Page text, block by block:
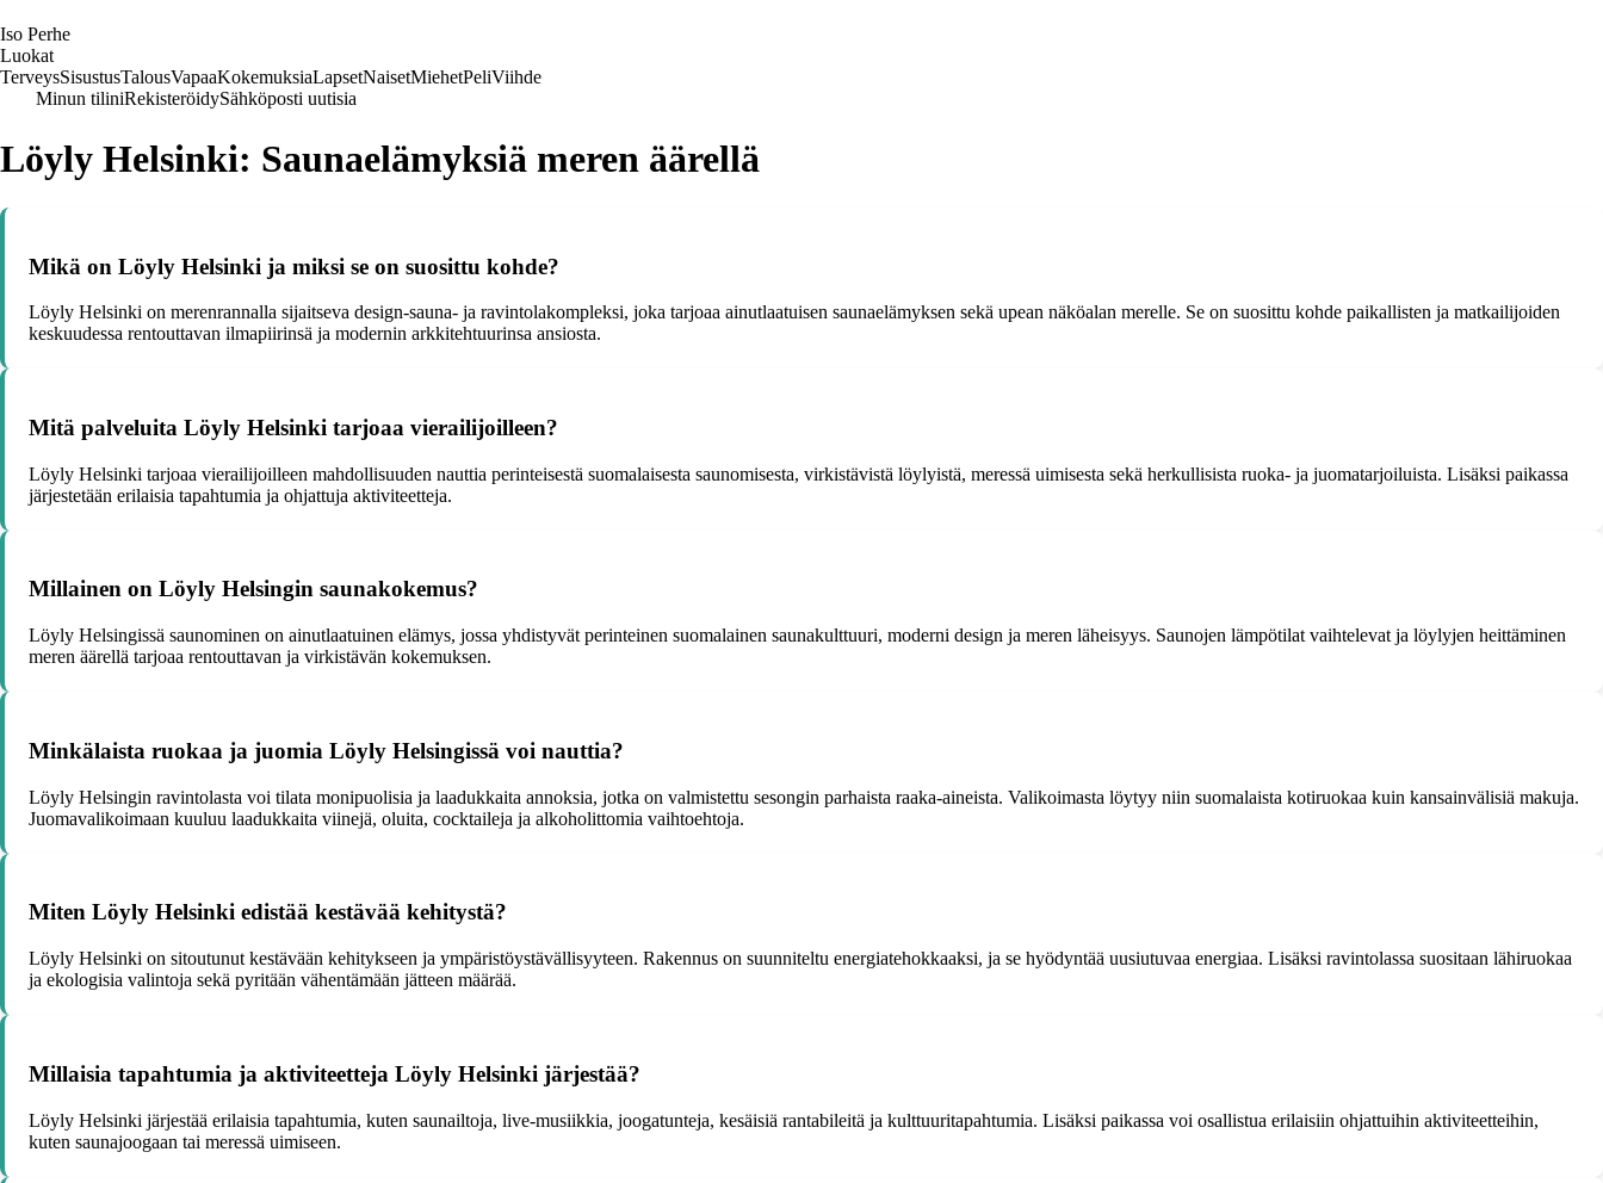
Iso Perhe
Luokat
TerveysSisustusTalousVapaaKokemuksiaLapsetNaisetMiehetPeliViihde
Minun tiliniRekisteröidySähköposti uutisia
Löyly Helsinki: Saunaelämyksiä meren äärellä
Mikä on Löyly Helsinki ja miksi se on suosittu kohde?
Löyly Helsinki on merenrannalla sijaitseva design-sauna- ja ravintolakompleksi, joka tarjoaa ainutlaatuisen saunaelämyksen sekä upean näköalan merelle. Se on suosittu kohde paikallisten ja matkailijoiden
keskuudessa rentouttavan ilmapiirinsä ja modernin arkkitehtuurinsa ansiosta.
Mitä palveluita Löyly Helsinki tarjoaa vierailijoilleen?
Löyly Helsinki tarjoaa vierailijoilleen mahdollisuuden nauttia perinteisestä suomalaisesta saunomisesta, virkistävistä löylyistä, meressä uimisesta sekä herkullisista ruoka- ja juomatarjoiluista. Lisäksi paikassa
järjestetään erilaisia tapahtumia ja ohjattuja aktiviteetteja.
Millainen on Löyly Helsingin saunakokemus?
Löyly Helsingissä saunominen on ainutlaatuinen elämys, jossa yhdistyvät perinteinen suomalainen saunakulttuuri, moderni design ja meren läheisyys. Saunojen lämpötilat vaihtelevat ja löylyjen heittäminen
meren äärellä tarjoaa rentouttavan ja virkistävän kokemuksen.
Minkälaista ruokaa ja juomia Löyly Helsingissä voi nauttia?
Löyly Helsingin ravintolasta voi tilata monipuolisia ja laadukkaita annoksia, jotka on valmistettu sesongin parhaista raaka-aineista. Valikoimasta löytyy niin suomalaista kotiruokaa kuin kansainvälisiä makuja.
Juomavalikoimaan kuuluu laadukkaita viinejä, oluita, cocktaileja ja alkoholittomia vaihtoehtoja.
Miten Löyly Helsinki edistää kestävää kehitystä?
Löyly Helsinki on sitoutunut kestävään kehitykseen ja ympäristöystävällisyyteen. Rakennus on suunniteltu energiatehokkaaksi, ja se hyödyntää uusiutuvaa energiaa. Lisäksi ravintolassa suositaan lähiruokaa
ja ekologisia valintoja sekä pyritään vähentämään jätteen määrää.
Millaisia tapahtumia ja aktiviteetteja Löyly Helsinki järjestää?
Löyly Helsinki järjestää erilaisia tapahtumia, kuten saunailtoja, live-musiikkia, joogatunteja, kesäisiä rantabileitä ja kulttuuritapahtumia. Lisäksi paikassa voi osallistua erilaisiin ohjattuihin aktiviteetteihin,
kuten saunajoogaan tai meressä uimiseen.